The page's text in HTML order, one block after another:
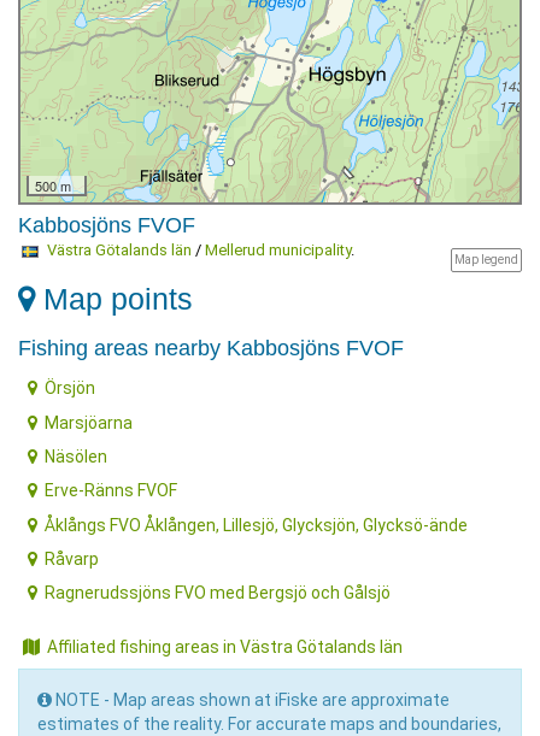
500 m
Kabbosjöns FVOF
Map legend
Västra Götalands län / Mellerud municipality.
Map points
Fishing areas nearby Kabbosjöns FVOF
Örsjön
Marsjöarna
Näsölen
Erve-Ränns FVOF
Åklångs FVO Åklången, Lillesjö, Glycksjön, Glycksö-ände
Råvarp
Ragnerudssjöns FVO med Bergsjö och Gålsjö
Affiliated fishing areas in Västra Götalands län
NOTE - Map areas shown at iFiske are approximate
estimates of the reality. For accurate maps and boundaries,